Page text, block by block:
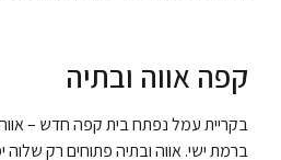
קפה אווה ובתיה
בקריית עמל נפתח בית קפה חדש –
ברמת ישי. אווה ובתיה פתוחים רק